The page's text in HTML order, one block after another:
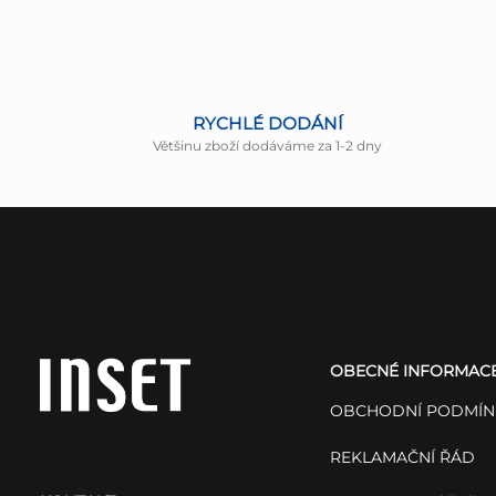
RYCHLÉ DODÁNÍ
Většinu zboží dodáváme za 1-2 dny
OBECNÉ
OBCHODNÍ
REKLAMAČNÍ ŘÁD